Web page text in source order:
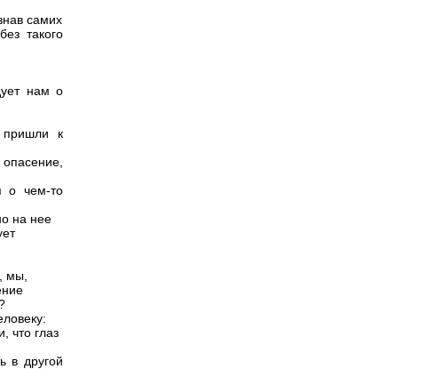
самих
такого
нам о
к
о чем-то
на нее
мы,
что глаз
в другой